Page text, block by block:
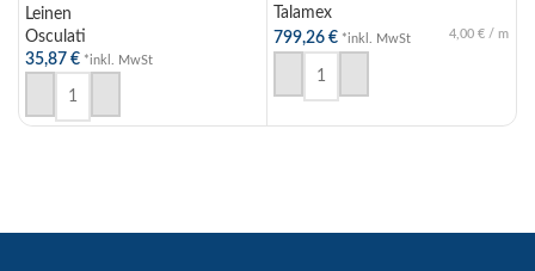
Leinen
Osculati
35,87 € *inkl. MwSt
AUSFÜHRUNG WÄHLEN
Talamex
799,26 € *inkl. MwSt 4,00 € / m
IN DEN WARENKORB